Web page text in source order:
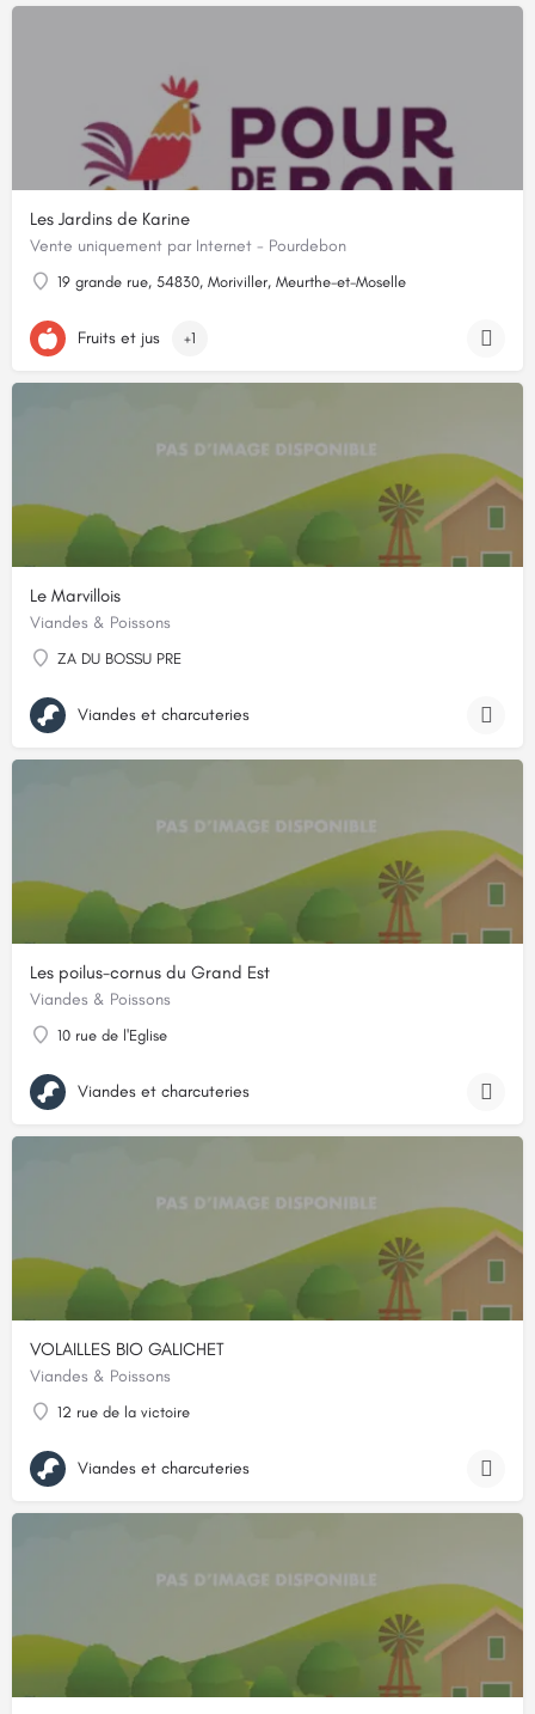
Les Jardins de Karine
Vente uniquement par Internet - Pourdebon
19 grande rue, 54830, Moriviller, Meurthe-et-Moselle
Fruits et jus +1
Le Marvillois
Viandes & Poissons
ZA DU BOSSU PRE
Viandes et charcuteries
Les poilus-cornus du Grand Est
Viandes & Poissons
10 rue de l'Eglise
Viandes et charcuteries
VOLAILLES BIO GALICHET
Viandes & Poissons
12 rue de la victoire
Viandes et charcuteries